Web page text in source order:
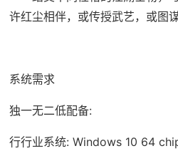
许红尘相伴，或传授武艺，或图
系统需求
独一无二低配备:
行行业系统: Windows 10 64